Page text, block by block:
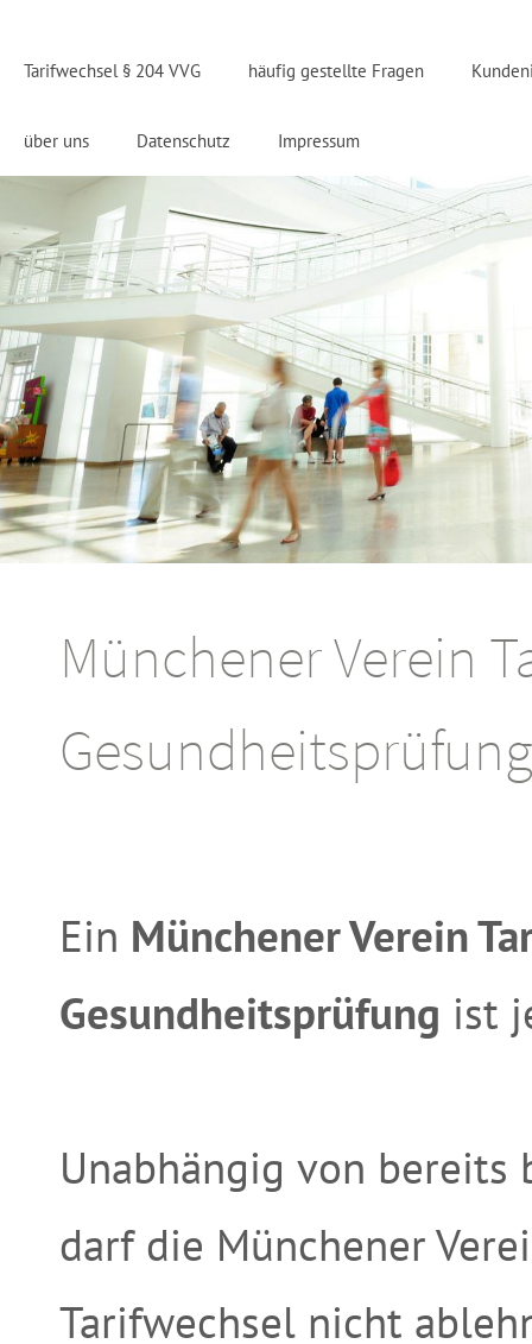
Tarifwechsel § 204 VVG häufig gestellte Fragen
über uns Datenschutz Impressum
Münchener Verein
Gesundheitsprüfung
Ein Münchener Verein
Gesundheitsprüfung ist
Unabhängig von bereits
darf die Münchener
Tarifwechsel nicht